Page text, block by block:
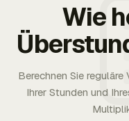
Wie
Berechnen Sie
Ihrer Stunden und